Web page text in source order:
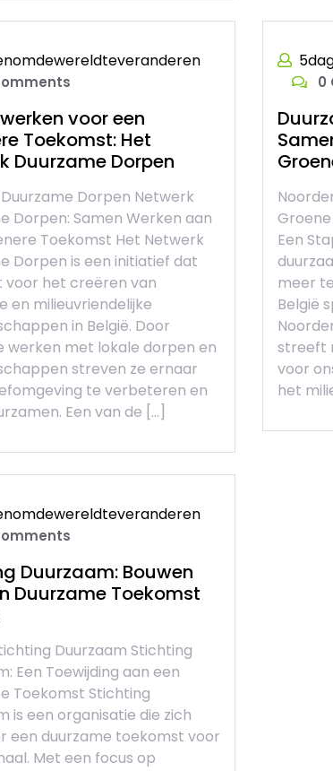
voor een
Toekomst: Het
Duurzame Dorpen
Dorpen Netwerk
Dorpen: Samen Werken aan
Toekomst Het Netwerk
Dorpen is een initiatief dat
voor het creëren van
en milieuvriendelijke
in België. Door
werken met lokale dorpen en
streven ze ernaar
te verbeteren en
Een van de […]
0
Een
meer
België
streeft
voor
het
Duurzaam: Bouwen
Duurzame Toekomst
Duurzaam Stichting
Een Toewijding aan een
Toekomst Stichting
is een organisatie die zich
een duurzame toekomst voor
Met een focus op